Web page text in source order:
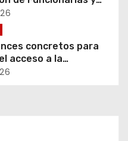
del Instituto
Derechos Humanos
concretos para
acceso a la
y proteger los